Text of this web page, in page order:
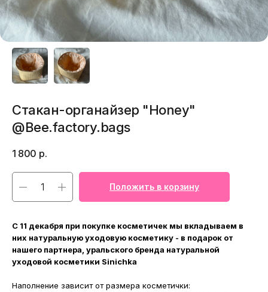
Стакан-органайзер "Honey"
@Bee.factory.bags
1 800 р.
Положить в корзину
С 11 декабря при покупке косметичек мы вкладываем в
них натуральную уходовую косметику - в подарок от
нашего партнера, уральского бренда натуральной
уходовой косметики Sinichka
Наполнение зависит от размера косметички: